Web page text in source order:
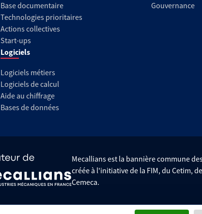
Base documentaire
Technologies prioritaires
Actions collectives
Start-ups
Logiciels
Logiciels métiers
Logiciels de calcul
Aide au chiffrage
Bases de données
Gouvernance
Mecallians est la bannière commune
créée à l'initiative de la FIM, du Cetim,
Cemeca.